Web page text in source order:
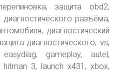
защита obd2,
разъёма,
диагностический
диагностического, vs,
gameplay, autel,
3, launch x431, xbox,